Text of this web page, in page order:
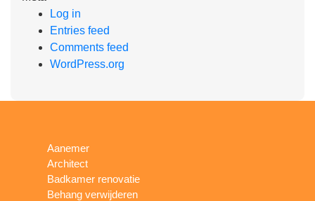
Log in
Entries feed
Comments feed
WordPress.org
Aanemer
Architect
Badkamer renovatie
Behang verwijderen